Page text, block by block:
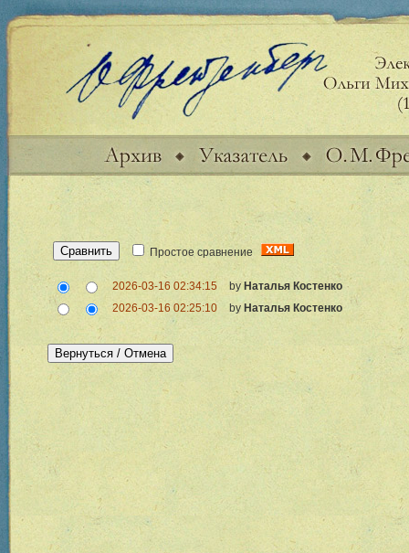
Простое сравнение
2026-03-16 02:34:15 by Наталья Костенко
2026-03-16 02:25:10
by Наталья Костенко